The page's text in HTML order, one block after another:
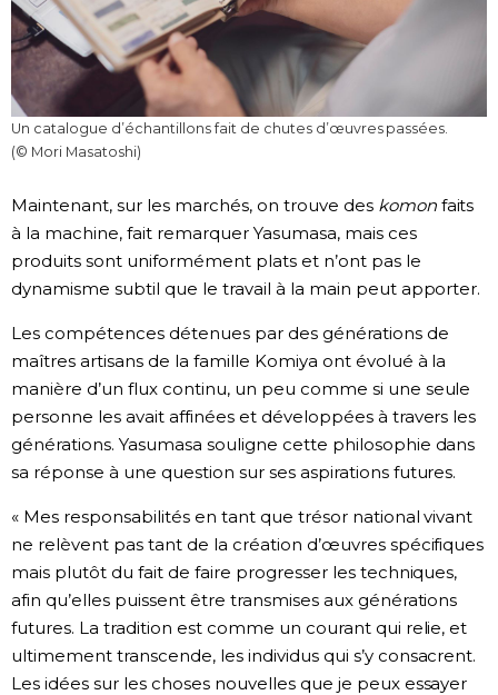
Un catalogue d’échantillons fait de chutes d’œuvres passées.
(© Mori Masatoshi)
Maintenant, sur les marchés, on trouve des komonfaits
à la machine, fait remarquer Yasumasa, mais ces
produits sont uniformément plats et n’ont pas le
dynamisme subtil que le travail à la main peut apporter.
Les compétences détenues par des générations de
maîtres artisans de la famille Komiya ont évolué à la
manière d’un flux continu, un peu comme si une seule
personne les avait affinées et développées à travers les
générations. Yasumasa souligne cette philosophie dans
sa réponse à une question sur ses aspirations futures.
« Mes responsabilités en tant que trésor national vivant
ne relèvent pas tant de la création d’œuvres spécifiques
mais plutôt du fait de faire progresser les techniques,
afin qu’elles puissent être transmises aux générations
futures. La tradition est comme un courant qui relie, et
ultimement transcende, les individus qui s’y consacrent.
Les idées sur les choses nouvelles que je peux essayer